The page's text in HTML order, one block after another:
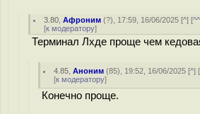
3.80 ,Афроним (?), 17:59, 16/06/2025 [^] [^^
[к модератору]
Терминал Лхде проще чем
4.85 ,Аноним (85), 19:52, 16/06/2025 [^] [
[к модератору]
Конечно проще.